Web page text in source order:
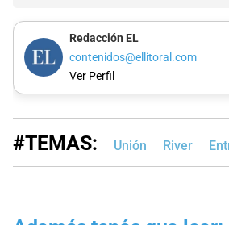
Redacción EL
contenidos@ellitoral.com
Ver Perfil
#TEMAS: Unión River